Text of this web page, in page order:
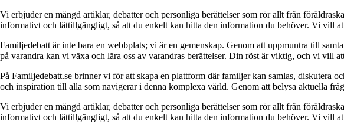
Vi erbjuder en mängd artiklar, debatter och personliga berättelser som rör allt från
informativt och lättillgängligt, så att du enkelt kan hitta den information du behöver. Vi vill
Familjedebatt är inte bara en webbplats; vi är en gemenskap. Genom att uppmuntra till
på varandra kan vi växa och lära oss av varandras berättelser. Din röst är viktig, och vi vill
På Familjedebatt.se brinner vi för att skapa en plattform där familjer kan samlas, diskutera
och inspiration till alla som navigerar i denna komplexa värld. Genom att belysa aktuella
Vi erbjuder en mängd artiklar, debatter och personliga berättelser som rör allt från
informativt och lättillgängligt, så att du enkelt kan hitta den information du behöver. Vi vill